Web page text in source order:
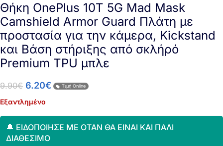
Θήκη OnePlus 10T 5G Mad Mask
Camshield Armor Guard Πλάτη με
προστασία για την κάμερα, Kickstand
και Βάση στήριξης από σκλήρό
Premium TPU μπλε
9.90€ 6.20€ Τιμή Online
Εξαντλημένο
🔔 ΕΙΔΟΠΟΊΗΣΈ ΜΕ ΌΤΑΝ ΘΑ ΕΊΝΑΙ ΚΑΙ ΠΆΛΙ
ΔΙΑΘΈΣΙΜΟ